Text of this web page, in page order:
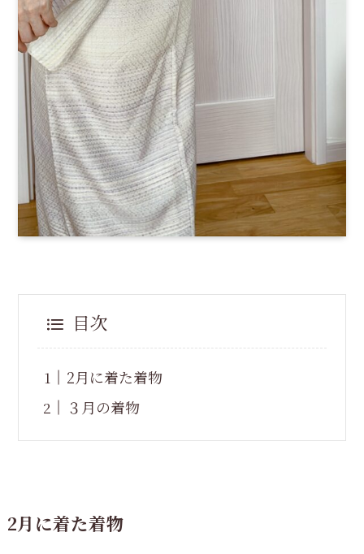
目次
2月に着た着物
３月の着物
2月に着た着物